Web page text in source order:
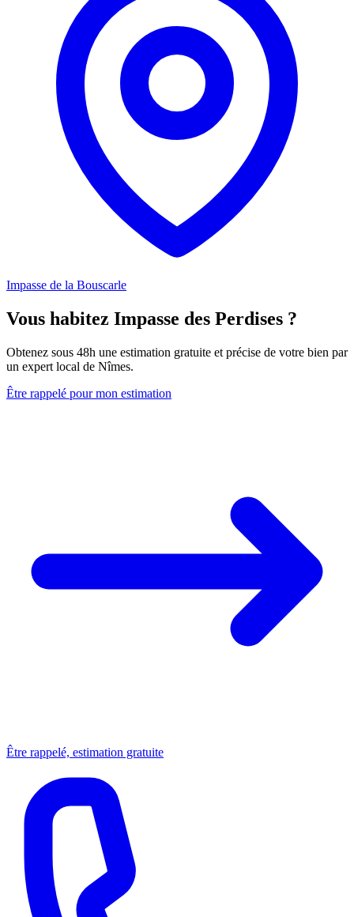
Impasse de la Bouscarle
Vous habitez Impasse des Perdises ?
Obtenez sous 48h une estimation gratuite et précise de votre bien par
un expert local de Nîmes.
Être rappelé pour mon estimation
Être rappelé, estimation gratuite